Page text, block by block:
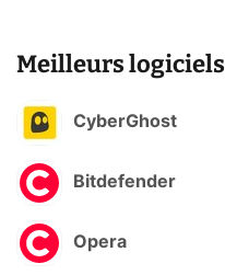
Meilleurs logiciels
CyberGhost
Bitdefender
Opera